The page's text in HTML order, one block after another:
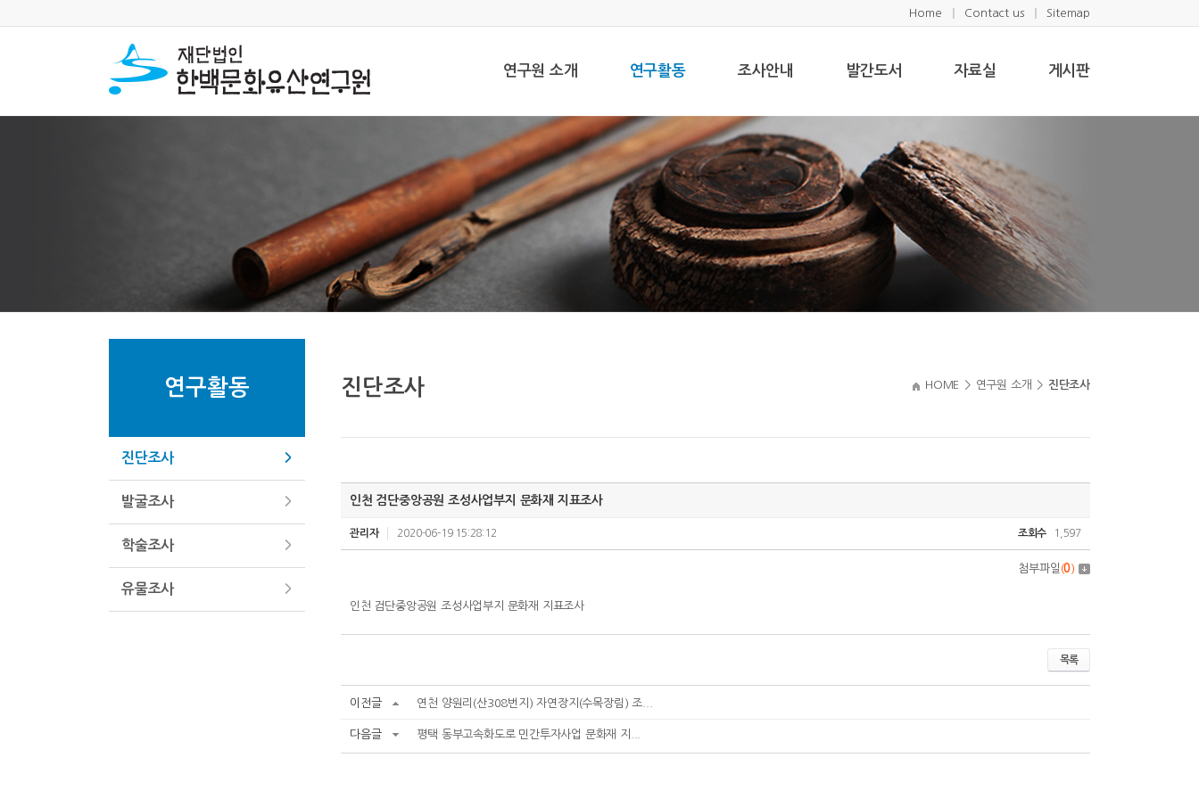
Home Contact us Sitemap
연구원 소개 연구활동 조사안내 발간도서 자료실 게시판
연구활동
진단조사
발굴조사
학술조사
유물조사
진단조사 HOME > 연구원 소개 > 진단조사
인천 검단중앙공원 조성사업부지 문화재 지표조사
관리자 2020-06-19 15:28:12 조회수 1,597
첨부파일 (0)
인천 검단중앙공원 조성사업부지 문화재 지표조사
목록
이전글 연천 양원리(산308번지) 자연장지(수목장림) 조...
다음글 평택 동부고속화도로 민간투자사업 문화재 지...